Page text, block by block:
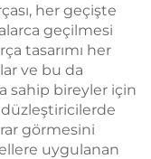
her geçişte
geçilmesi
tasarımı her
ve bu da
sahip bireyler için
görmesini
uygulanan